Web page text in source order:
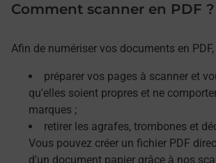
Comment scanner en PDF ?
Afin de numériser vos documents en
préparer vos pages à scanner et
qu'elles soient propres et ne
marques ;
retirer les agrafes, trombones et
Vous pouvez créer un fichier PDF
d'un document papier grâce à nos